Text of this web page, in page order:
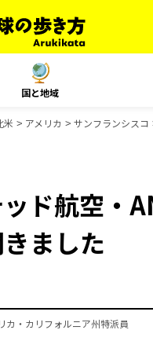
国と地域
米 アメリカ サンフランシスコ
ッド航空・
ました
カ・カリフォルニア州特派員